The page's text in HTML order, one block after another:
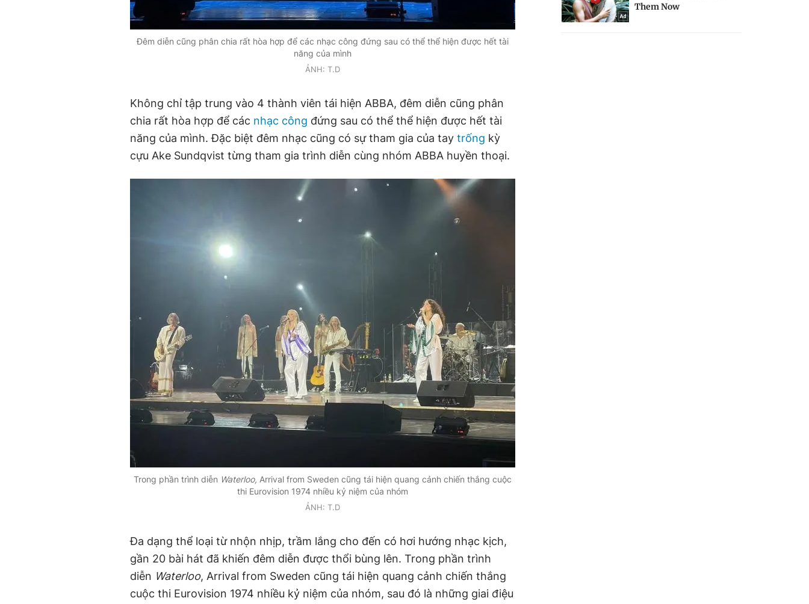
Đêm diễn cũng phân chia rất hòa hợp để các nhạc công đứng sau có thể thể hiện được hết tài
năng của mình
ẢNH: T.D
Không chỉ tập trung vào 4 thành viên tái hiện ABBA, đêm diễn cũng phân
chia rất hòa hợp để các nhạc công đứng sau có thể thể hiện được hết tài
năng của mình. Đặc biệt đêm nhạc cũng có sự tham gia của tay trống kỳ
cựu Ake Sundqvist từng tham gia trình diễn cùng nhóm ABBA huyền thoại.
Trong phần trình diễn Waterloo, Arrival from Sweden cũng tái hiện quang cảnh chiến thắng cuộc
thi Eurovision 1974 nhiều kỷ niệm của nhóm
ẢNH: T.D
Đa dạng thể loại từ nhộn nhịp, trầm lắng cho đến có hơi hướng nhạc kịch,
gần 20 bài hát đã khiến đêm diễn được thổi bùng lên. Trong phần trình
diễn Waterloo, Arrival from Sweden cũng tái hiện quang cảnh chiến thắng
cuộc thi Eurovision 1974 nhiều kỷ niệm của nhóm, sau đó là những giai điệu